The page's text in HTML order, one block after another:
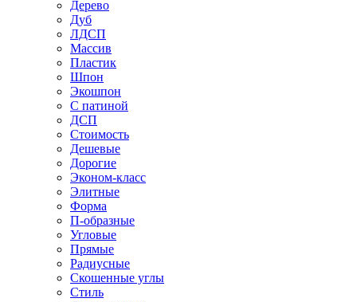
Дерево
Дуб
ЛДСП
Массив
Пластик
Шпон
Экошпон
С патиной
ДСП
Стоимость
Дешевые
Дорогие
Эконом-класс
Элитные
Форма
П-образные
Угловые
Прямые
Радиусные
Скошенные углы
Стиль